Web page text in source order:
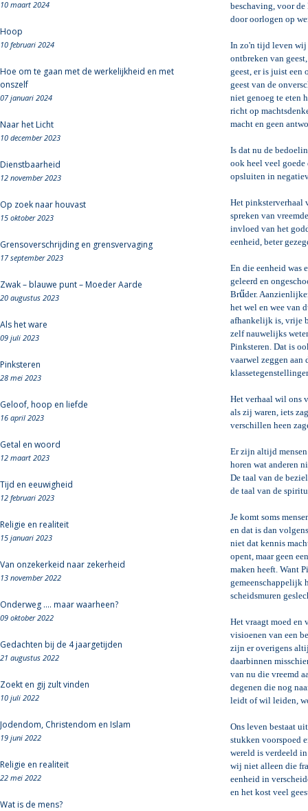
10 maart 2024
Hoop
10 februari 2024
Hoe om te gaan met de werkelijkheid en met
onszelf
07 januari 2024
Naar het Licht
10 december 2023
Dienstbaarheid
12 november 2023
Op zoek naar houvast
15 oktober 2023
Grensoverschrijding en grensvervaging
17 september 2023
Zwak – blauwe punt – Moeder Aarde
20 augustus 2023
Als het ware
09 juli 2023
Pinksteren
28 mei 2023
Geloof, hoop en liefde
16 april 2023
Getal en woord
12 maart 2023
Tijd en eeuwigheid
12 februari 2023
Religie en realiteit
15 januari 2023
Van onzekerkeid naar zekerheid
13 november 2022
Onderweg .... maar waarheen?
09 oktober 2022
Gedachten bij de 4 jaargetijden
21 augustus 2022
Zoekt en gij zult vinden
10 juli 2022
Jodendom, Christendom en Islam
19 juni 2022
Religie en realiteit
22 mei 2022
Wat is de mens?
beschaving, voor
door oorlogen op
In zo'n tijd leven wij
ontbreken van
geest, er is juist een
geest van de
niet genoeg te eten
richt op
macht en geen
Is dat nu de
ook heel veel goede
opsluiten in
Het pinksterverhaal
spreken van
invloed van het
eenheid, beter
En die eenheid was
geleerd en
Brűder.
het wel en wee van
afhankelijk is, vrije
zelf nauwelijks
Pinksteren. Dat is
vaarwel zeggen aan
Het verhaal wil ons
als zij waren, iets
verschillen heen
Er zijn altijd
horen wat anderen
De taal van de
de taal van de
Je komt soms
en dat is dan
niet dat kennis
opent, maar geen
maken heeft. Want
gemeenschappelijk
scheidsmuren
Het vraagt moed en
visioenen van een
zijn er overigens
daarbinnen
van nu die vreemd
degenen die nog
leidt of wil leiden,
Ons leven bestaat
stukken voorspoed
wereld is verdeeld
wij niet alleen die
eenheid in
en het kost veel